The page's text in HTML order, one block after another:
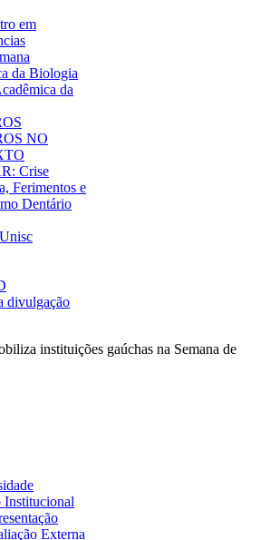
em
da Biologia
da
NO
Crise
Ferimentos e
Dentário
divulgação
instituições gaúchas na Semana de
Institucional
Externa